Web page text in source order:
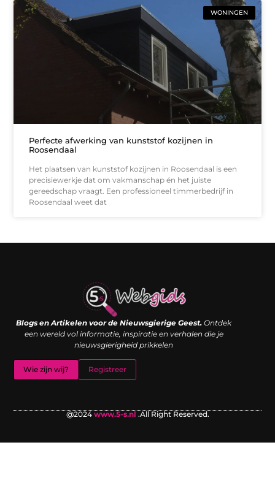
WONINGEN
Perfecte afwerking van kunststof kozijnen in
Roosendaal
Het plaatsen van kunststof kozijnen in Roosendaal is een
precisiewerkje dat om vakmanschap én het juiste
gereedschap vraagt. Een professioneel timmerbedrijf in
Roosendaal weet dat
Blogs en Artikelen voor de Nieuwsgierige Geest. Ontdek
een wereld vol informatie, inspiratie en verhalen die je
nieuwsgierigheid prikkelen
Wie zijn wij? Registreer
@2024www.5-s.nl .All Right Reserved.